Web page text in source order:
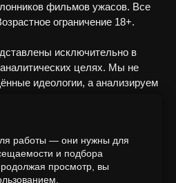
фильмов ужасов. Все
ограничение 18+.
исключительно в
целях. Мы не
идеологии, а анализируем
НА НАС
работы — они нужны для
и подбора
просмотр, вы